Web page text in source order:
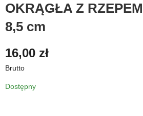
OKRĄGŁA Z RZEPEM
8,5 cm
16,00 zł
Brutto
Dostępny